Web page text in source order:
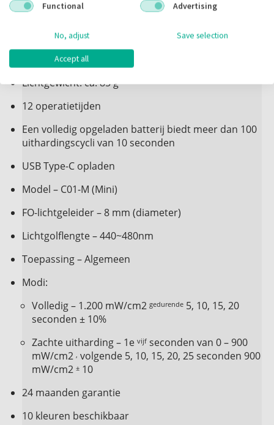
10 kleuren beschikbaar
Compatibel met onze LF228-uithardingslichthulzen
Beschikbare reserveonderdelen:
C01-M 8mm glasvezel lichtgeleider
C01-M/C02-M vervangende batterij
Automatisch compensatiecircuit voor constant
Volledig bedekt membraanpaneel voor eenvoudige
reiniging en infectiecontrole
Lichtgewicht: ca. 85 g
12 operatietijden
Een volledig opgeladen batterij biedt meer dan 100
uithardingscycli van 10 seconden
USB Type-C opladen
Model – C01-M (Mini)
FO-lichtgeleider – 8 mm (diameter)
Lichtgolflengte – 440~480nm
Toepassing – Algemeen
Modi:
Volledig – 1.200 mW/cm2 gedurende 5, 10, 15, 20
seconden ± 10%
Zachte uitharding – 1e vijf seconden van 0 – 900
mW/cm2 , volgende 5, 10, 15, 20, 25 seconden 900
mW/cm2 ± 10
24 maanden garantie
10 kleuren beschikbaar
Functional
Advertising
No, adjust Save selection
Accept all